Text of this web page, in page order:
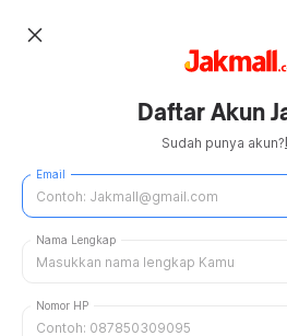
close
Daftar Akun
Sudah punya akun?
Email
Nama Lengkap
Nomor HP